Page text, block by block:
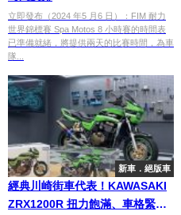
立即發布（2024 年5 月6 日）：FIM 耐力
世界錦標賽 Spa Motos 8 小時賽的時間表
已準備就緒，將提供兩天的比賽時間，為車
隊...
新車．絕版車
經典川崎街車代表！KAWASAKI
ZRX1200R 扭力飽滿、車格緊湊